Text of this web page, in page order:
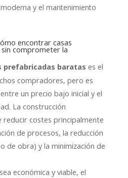
y el mantenimiento
encontrar casas
comprometer la
prefabricadas baratas es el
compradores, pero es
un precio bajo inicial y el
La construcción
costes principalmente
de procesos, la reducción
de obra) y la minimización de
económica y viable, el